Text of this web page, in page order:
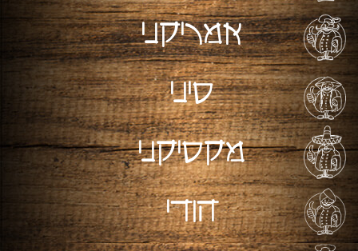
אמריקני
סיני
מקסיקני
הודי